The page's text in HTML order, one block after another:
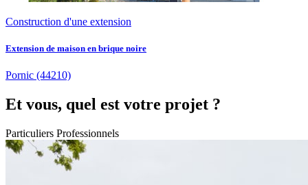
Construction d'une extension
Extension de maison en brique noire
Pornic (44210)
Et vous, quel est votre projet ?
Particuliers Professionnels